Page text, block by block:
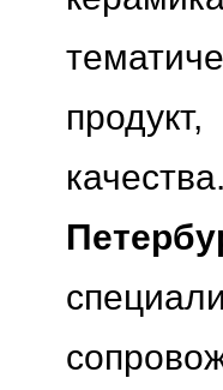
качества.